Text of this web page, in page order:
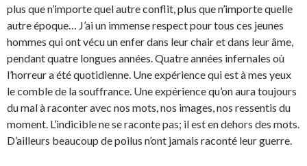
plus que n’importe quel autre conflit, plus que n’importe quelle
autre époque… J’ai un immense respect pour tous ces jeunes
hommes qui ont vécu un enfer dans leur chair et dans leur âme,
pendant quatre longues années. Quatre années infernales où
l’horreur a été quotidienne. Une expérience qui est à mes yeux
le comble de la souffrance. Une expérience qu’on aura toujours
du mal à raconter avec nos mots, nos images, nos ressentis du
moment. L’indicible ne se raconte pas; il est en dehors des mots.
D’ailleurs beaucoup de poilus n’ont jamais raconté leur guerre.